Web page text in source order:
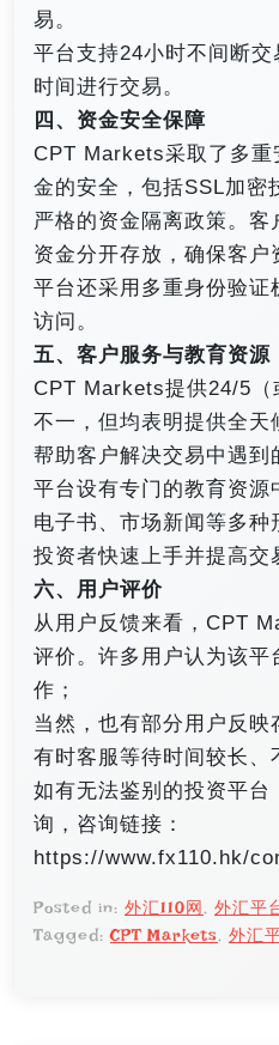
易。
平台支持24小时不间断
时间进行交易。
四、资金安全保障
CPT Markets采取了多重
金的安全，包括SSL加密
严格的资金隔离政策。
资金分开存放，确保客户
平台还采用多重身份验证
访问。
五、客户服务与教育资源
CPT Markets提供24/5（
不一，但均表明提供全天
帮助客户解决交易中遇到
平台设有专门的教育资源
电子书、市场新闻等多
投资者快速上手并提高交
六、用户评价
从用户反馈来看，CPT
评价。许多用户认为该平
作；
当然，也有部分用户反映
有时客服等待时间较长、
如有无法鉴别的投资平台
询，咨询链接：
https://www.fx110.hk/
Posted in: 外汇110网, 外汇平
Tagged:CPT Markets, 外汇